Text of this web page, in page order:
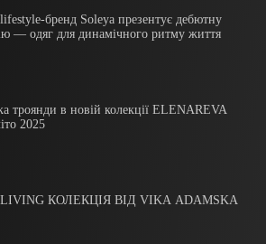
бренд Soleya презентує дебютну
— одяг для динамічного ритму життя
троянди в новій колекції ELENAREVA
2025
LIVING КОЛЕКЦІЯ ВІД VIKA ADAMSKA